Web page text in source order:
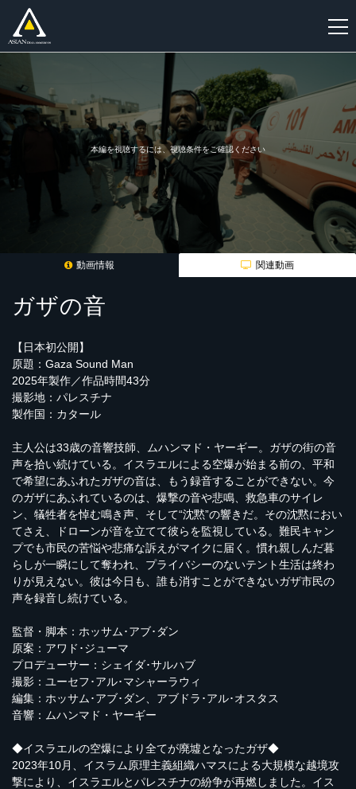
新
登
録
本編を視聴するには、視聴条件をご確認ください
動画情報 関連動画
ガザの音
【日本初公開】
原題：Gaza Sound Man
2025年製作／作品時間43分
撮影地：パレスチナ
製作国：カタール
主人公は33歳の音響技師、ムハンマド・ヤーギー。ガザの街の音
声を拾い続けている。イスラエルによる空爆が始まる前の、平和
で希望にあふれたガザの音は、もう録音することができない。今
のガザにあふれているのは、爆撃の音や悲鳴、救急車のサイレ
ン、犠牲者を悼む鳴き声、そして“沈黙”の響きだ。その沈黙におい
てさえ、ドローンが音を立てて彼らを監視している。難民キャン
プでも市民の苦悩や悲痛な訴えがマイクに届く。慣れ親しんだ暮
らしが一瞬にして奪われ、プライバシーのないテント生活は終わ
りが見えない。彼は今日も、誰も消すことができないガザ市民の
声を録音し続けている。
監督・脚本：ホッサム･アブ･ダン
原案：アワド･ジューマ
プロデューサー：シェイダ･サルハブ
撮影：ユーセフ･アル･マシャーラウィ
編集：ホッサム･アブ･ダン、アブドラ･アル･オスタス
音響：ムハンマド・ヤーギー
◆イスラエルの空爆により全てが廃墟となったガザ◆
2023年10月、イスラム原理主義組織ハマスによる大規模な越境攻
撃により、イスラエルとパレスチナの紛争が再燃しました。イス